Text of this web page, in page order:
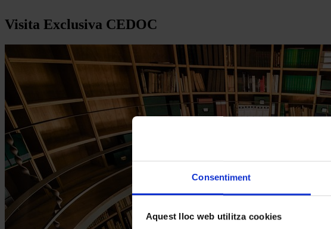
Consentiment
Aquest lloc web utilitza cookies
Visita Exclusiva CEDOC